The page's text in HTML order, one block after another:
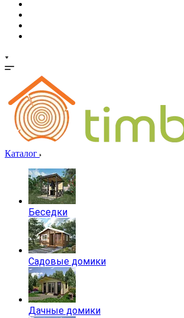
Каталог
Беседки
Садовые домики
Дачные домики